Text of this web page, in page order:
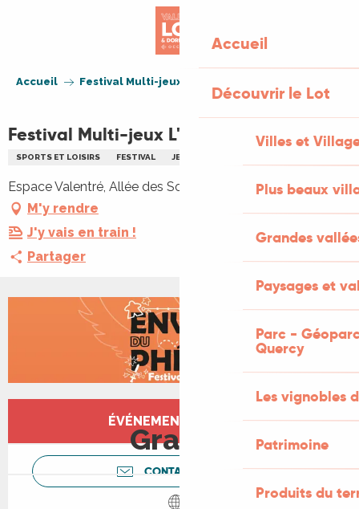
Accueil
Découvrir le Lot
Villes et
Plus beaux
Grandes
Paysages et
Parc -
Quercy
Les vignobles
Patrimoine
Produits du
Accueil Festival Multi-jeux L'Envol du Phénix
Festival Multi-jeux L'Envol du Phénix
SPORTS ET LOISIRS FESTIVAL JEUX
Espace Valentré, Allée des Soupirs, 46000 Cahors
M'y rendre
J'y vais en train !
Partager
Ouverture et coordonnées
ÉVÉNEMENT TERMINÉ
Gratuit
CONTACTEZ-NOUS